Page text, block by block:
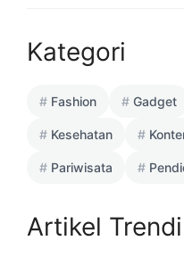
Kategori
Fashion Gadget
Kesehatan
Pariwisata
Artikel